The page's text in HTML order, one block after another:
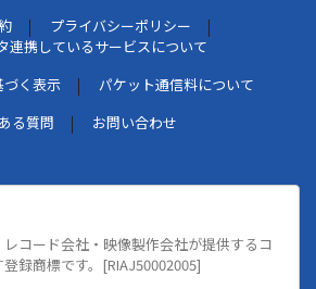
プライバシーポリシー
連携しているサービスについて
く表示
パケット通信料について
る質問
お問い合わせ
レコード会社・映像製作会社が提供するコ
録商標です。[RIAJ50002005]